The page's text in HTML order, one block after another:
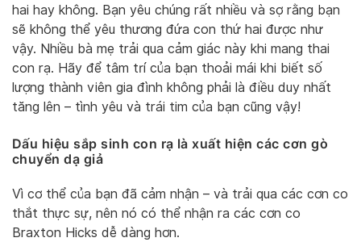
hai hay không. Bạn yêu chúng rất nhiều và sợ rằng bạn
sẽ không thể yêu thương đứa con thứ hai được như
vậy. Nhiều bà mẹ trải qua cảm giác này khi mang thai
con rạ. Hãy để tâm trí của bạn thoải mái khi biết số
lượng thành viên gia đình không phải là điều duy nhất
tăng lên – tình yêu và trái tim của bạn cũng vậy!
Dấu hiệu sắp sinh con rạ là xuất hiện các cơn gò
chuyển dạ giả
Vì cơ thể của bạn đã cảm nhận – và trải qua các cơn co
thắt thực sự, nên nó có thể nhận ra các cơn co
Braxton Hicks dễ dàng hơn.